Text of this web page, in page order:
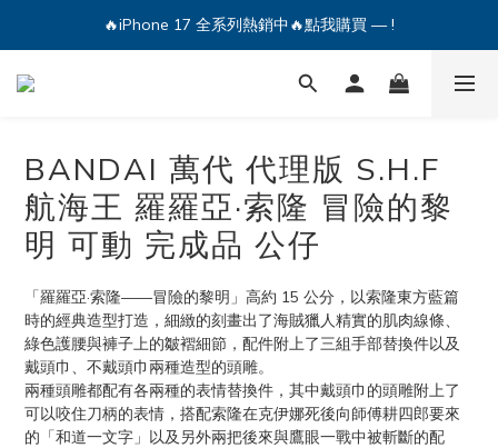
🔥iPhone 17 全系列熱銷中🔥點我購買 — !
🔥iPhone 17 全系列熱銷中🔥點我購買 — !
💕加入Q哥 Line 新好友領優惠券！🎫
BANDAI 萬代 代理版 S.H.F
航海王 羅羅亞·索隆 冒險的黎
明 可動 完成品 公仔
「羅羅亞·索隆——冒險的黎明」高約 15 公分，以索隆東方藍篇
時的經典造型打造，細緻的刻畫出了海賊獵人精實的肌肉線條、
綠色護腰與褲子上的皺褶細節，配件附上了三組手部替換件以及
戴頭巾、不戴頭巾兩種造型的頭雕。
兩種頭雕都配有各兩種的表情替換件，其中戴頭巾的頭雕附上了
可以咬住刀柄的表情，搭配索隆在克伊娜死後向師傅耕四郎要來
的「和道一文字」以及另外兩把後來與鷹眼一戰中被斬斷的配